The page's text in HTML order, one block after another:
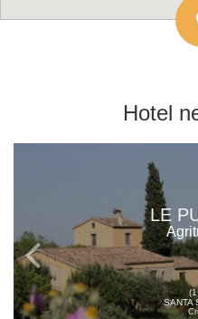
Hotel
LE
SANTA